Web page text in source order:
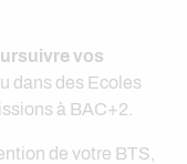
vos
dans des Ecoles
à BAC+2.
de votre BTS,